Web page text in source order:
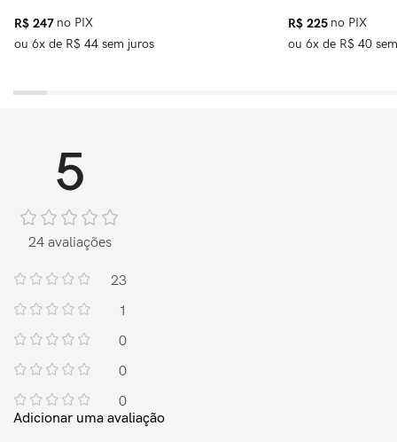
R$ 247 no PIX
ou 6x de R$ 44 sem juros
R$ 225 no PIX
ou6x de R$ 40
5
24 avaliações
23
1
0
0
0
Adicionar uma avaliação